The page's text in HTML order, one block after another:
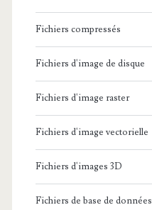
Fichiers compressés
Fichiers d'image de disque
Fichiers d'image raster
Fichiers d'image vectorielle
Fichiers d'images 3D
Fichiers de base de données